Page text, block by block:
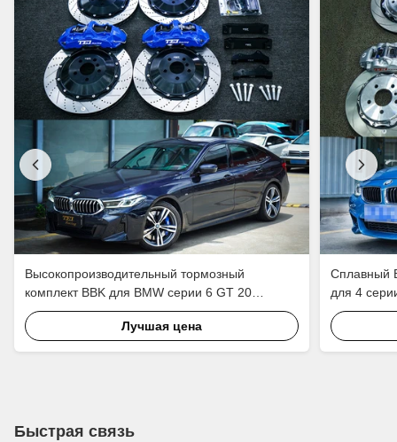
Высокопроизводительный тормозный
комплект BBK для BMW серии 6 GT 20
дюймовый автомобильный ободок передний 6
поршень и задний 4 поршневый калибр для
Лучшая цена
Сплавный
для 4
обода
Быстрая связь